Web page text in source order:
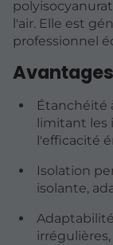
l'air. Elle est
professionnel
Avantages
Étanchéité
limitant les
l'efficacité
Isolation
isolante,